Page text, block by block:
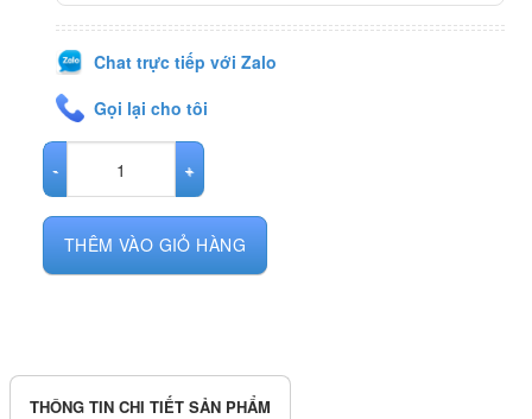
Chat trực tiếp với Zalo
Gọi lại cho tôi
MK442 -iMac 2015 21 inch - (I5/8GB/SSD 512G) - 99% số lượng
THÊM VÀO GIỎ HÀNG
THÔNG TIN CHI TIẾT SẢN PHẨM